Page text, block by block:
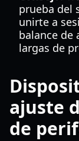
prueba del
unirte a
balance de
largas de
ajuste
de